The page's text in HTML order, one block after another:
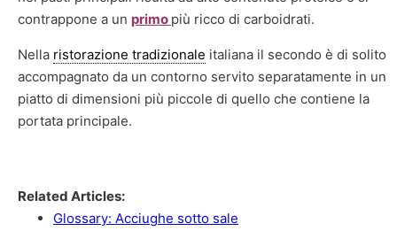
contrappone a un primo più ricco di carboidrati.
Nella ristorazione tradizionale italiana il secondo è di solito
accompagnato da un contorno servito separatamente in un
piatto di dimensioni più piccole di quello che contiene la
portata principale.
Related Articles:
Glossary: Acciughe sotto sale